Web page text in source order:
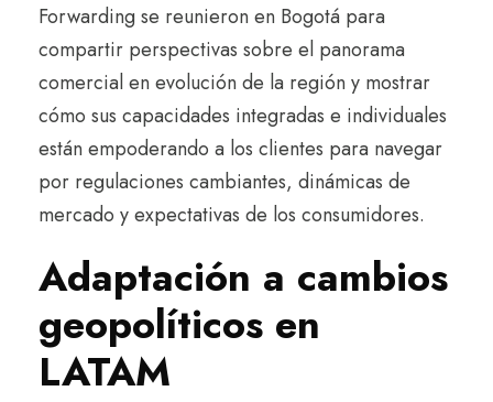
Forwarding se reunieron en Bogotá para
compartir perspectivas sobre el panorama
comercial en evolución de la región y mostrar
cómo sus capacidades integradas e individuales
están empoderando a los clientes para navegar
por regulaciones cambiantes, dinámicas de
mercado y expectativas de los consumidores.
Adaptación a cambios
geopolíticos en
LATAM